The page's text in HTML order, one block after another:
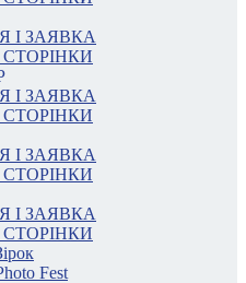
І ЗАЯВКА
І ЗАЯВКА
І ЗАЯВКА
І ЗАЯВКА
Fest